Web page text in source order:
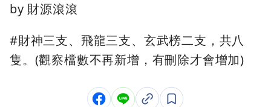
by 財源滾滾
#財神三支、飛龍三支、玄武榜二支，共八
隻。(觀察檔數不再新增，有刪除才會增加)